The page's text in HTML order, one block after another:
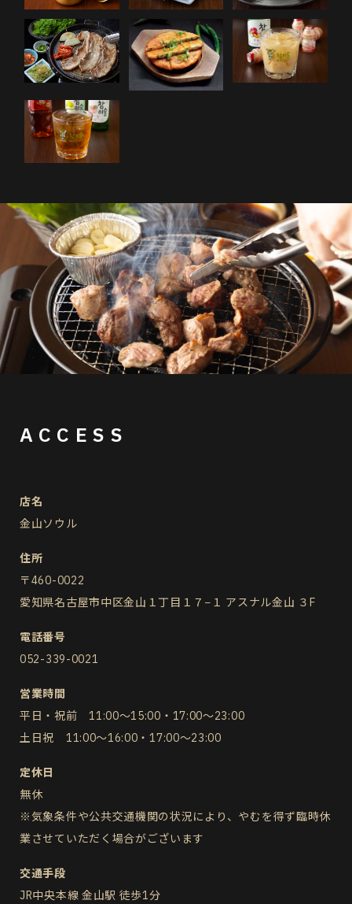
ACCESS
店名
金山ソウル
住所
〒460-0022
愛知県名古屋市中区金山１丁目１７−１ アスナル金山 ３F
電話番号
052-339-0021
営業時間
平日・祝前 11:00～15:00・17:00～23:00
土日祝 11:00～16:00・17:00～23:00
定休日
無休
※気象条件や公共交通機関の状況により、やむを得ず臨時休
業させていただく場合がございます
交通手段
JR中央本線 金山駅 徒歩1分